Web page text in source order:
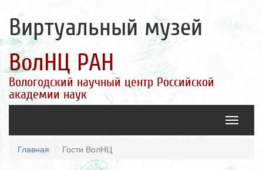
Виртуальный музей
ВолНЦ РАН
Вологодский научный центр Российской
академии наук
Toggle
Главная Гости ВолНЦ